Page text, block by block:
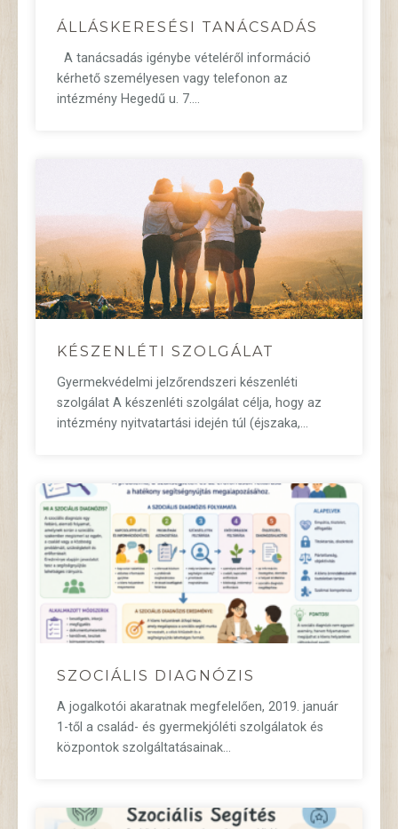
ÁLLÁSKERESÉSI TANÁCSADÁS
A tanácsadás igénybe vételéről információ
kérhető személyesen vagy telefonon az
intézmény Hegedű u. 7.…
KÉSZENLÉTI SZOLGÁLAT
Gyermekvédelmi jelzőrendszeri készenléti
szolgálat A készenléti szolgálat célja, hogy az
intézmény nyitvatartási idején túl (éjszaka,…
SZOCIÁLIS DIAGNÓZIS
A jogalkotói akaratnak megfelelően, 2019. január
1-től a család- és gyermekjóléti szolgálatok és
központok szolgáltatásainak…